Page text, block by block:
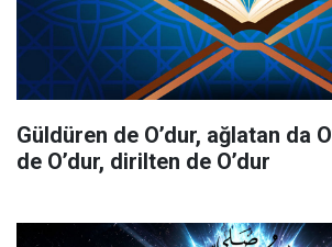
Güldüren de O’dur, ağlatan da
de O’dur, dirilten de O’dur